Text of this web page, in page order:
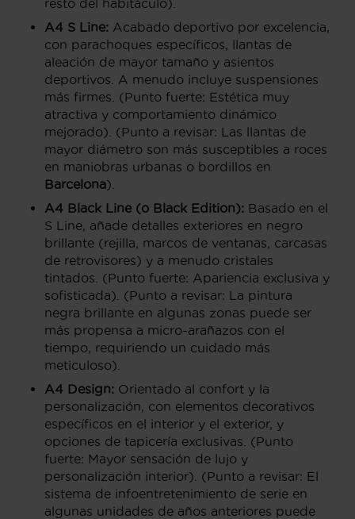
resto del habitáculo).
A4 S Line: Acabado deportivo por excelencia,
con parachoques específicos, llantas de
aleación de mayor tamaño y asientos
deportivos. A menudo incluye suspensiones
más firmes. (Punto fuerte: Estética muy
atractiva y comportamiento dinámico
mejorado). (Punto a revisar: Las llantas de
mayor diámetro son más susceptibles a roces
en maniobras urbanas o bordillos en
Barcelona).
A4 Black Line (o Black Edition): Basado en el
S Line, añade detalles exteriores en negro
brillante (rejilla, marcos de ventanas, carcasas
de retrovisores) y a menudo cristales
tintados. (Punto fuerte: Apariencia exclusiva y
sofisticada). (Punto a revisar: La pintura
negra brillante en algunas zonas puede ser
más propensa a micro-arañazos con el
tiempo, requiriendo un cuidado más
meticuloso).
A4 Design: Orientado al confort y la
personalización, con elementos decorativos
específicos en el interior y el exterior, y
opciones de tapicería exclusivas. (Punto
fuerte: Mayor sensación de lujo y
personalización interior). (Punto a revisar: El
sistema de infoentretenimiento de serie en
algunas unidades de años anteriores puede